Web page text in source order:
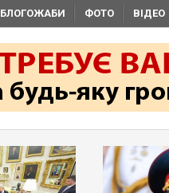
БЛОГОЖАБИ ФОТО ВІДЕО